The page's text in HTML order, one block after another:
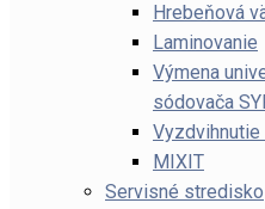
Hrebeňová
Laminovanie
Výmena
sódovača
MIXIT
Servisné stredisko